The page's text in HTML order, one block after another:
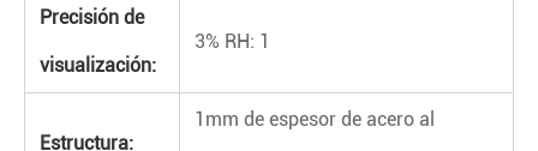
Precisión de
visualización:
3% RH: 1
Estructura:
1mm de espesor de acero al